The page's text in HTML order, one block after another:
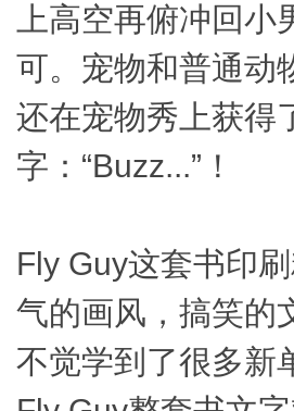
上高空再俯冲回
可。宠物和普通动
还在宠物秀上获得
字：“Buzz...”！
Fly Guy这套书印
气的画风，搞笑的
不觉学到了很多新